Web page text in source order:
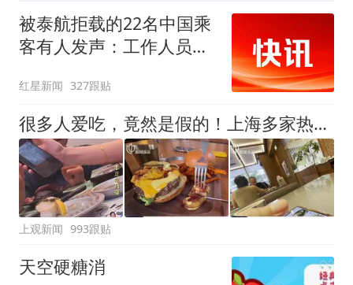
被泰航拒载的22名中国乘
客有人发声：工作人员承
买机票回国
红星新闻 327跟贴
很多人爱吃，竟然是假的！上海多家热门餐饮店被曝光，网友热议
上观新闻 993跟贴
天空硬糖消